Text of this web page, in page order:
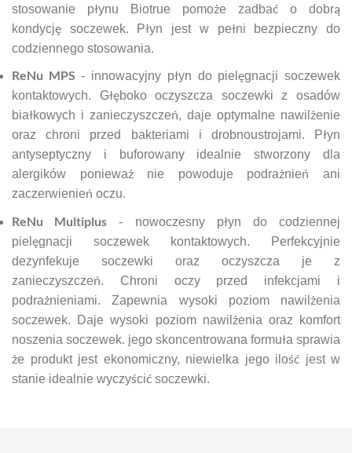
stosowanie płynu Biotrue pomoże zadbać o dobrą
kondycję soczewek. Płyn jest w pełni bezpieczny do
codziennego stosowania.
ReNu MPS - innowacyjny płyn do pielęgnacji soczewek
kontaktowych. Głęboko oczyszcza soczewki z osadów
białkowych i zanieczyszczeń, daje optymalne nawilżenie
oraz chroni przed bakteriami i drobnoustrojami. Płyn
antyseptyczny i buforowany idealnie stworzony dla
alergików ponieważ nie powoduje podrażnień ani
zaczerwienień oczu.
ReNu Multiplus - nowoczesny płyn do codziennej
pielęgnacji soczewek kontaktowych. Perfekcyjnie
dezynfekuje soczewki oraz oczyszcza je z
zanieczyszczeń. Chroni oczy przed infekcjami i
podrażnieniami. Zapewnia wysoki poziom nawilżenia
soczewek. Daje wysoki poziom nawilżenia oraz komfort
noszenia soczewek. jego skoncentrowana formuła sprawia
że produkt jest ekonomiczny, niewielka jego ilość jest w
stanie idealnie wyczyścić soczewki.